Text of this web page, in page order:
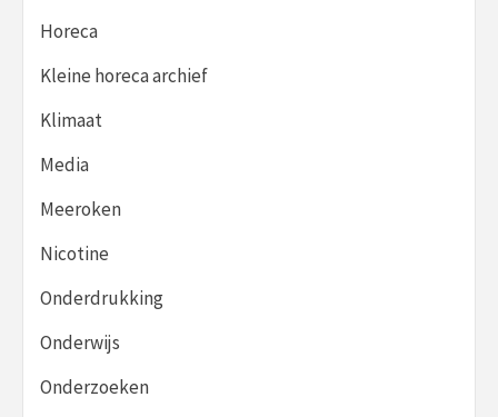
Horeca
Kleine horeca archief
Klimaat
Media
Meeroken
Nicotine
Onderdrukking
Onderwijs
Onderzoeken